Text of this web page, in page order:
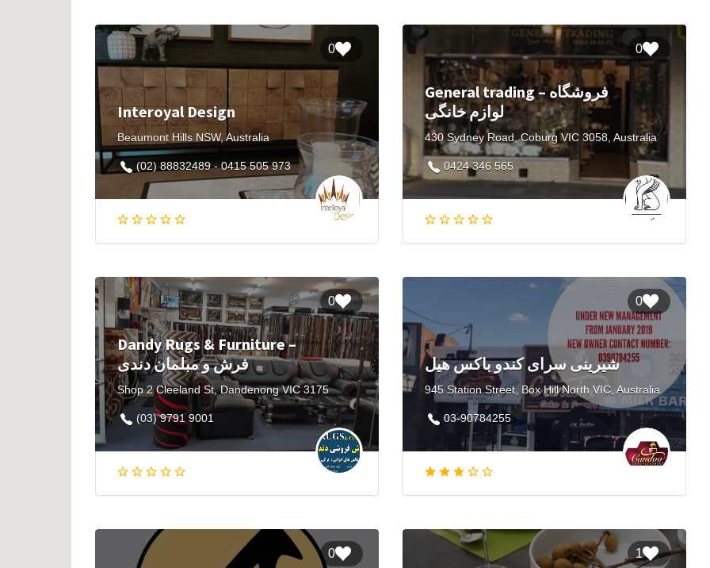
0
Interoyal Design
Beaumont Hills NSW, Australia
(02) 88832489 - 0415 505 973
0
General trading – فروشگاه
لوازم خانگی
430 Sydney Road, Coburg VIC 3058, Australia
0424 346 565
0
Dandy Rugs & Furniture –
فرش و مبلمان دندی
Shop 2 Cleeland St, Dandenong VIC 3175
(03) 9791 9001
0
شیرینی سرای کندو باکس هیل
945 Station Street, Box Hill North VIC, Australia
03-90784255
0 1